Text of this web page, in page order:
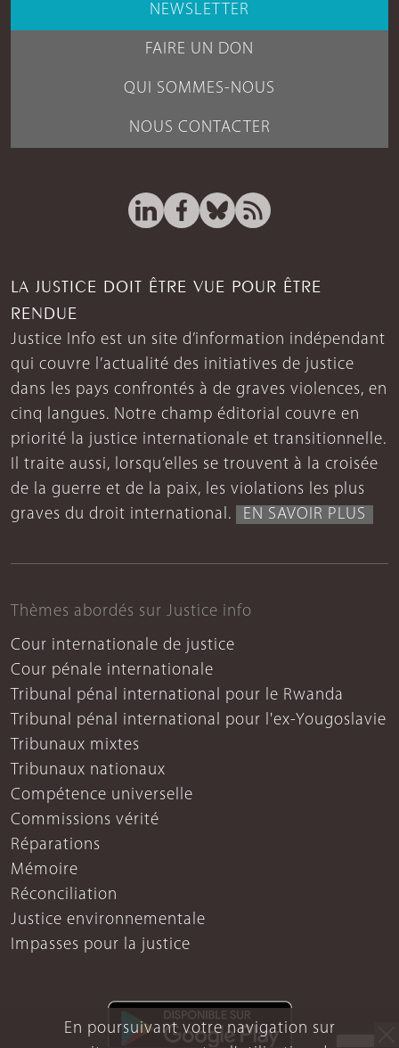
En poursuivant votre navigation sur
NEWSLETTER
FAIRE UN DON
QUI SOMMES-NOUS
NOUS CONTACTER
LA JUSTICE DOIT ÊTRE VUE POUR ÊTRE
RENDUE
Justice Info est un site d’information indépendant
qui couvre l’actualité des initiatives de justice
dans les pays confrontés à de graves violences, en
cinq langues. Notre champ éditorial couvre en
priorité la justice internationale et transitionnelle.
Il traite aussi, lorsqu’elles se trouvent à la croisée
de la guerre et de la paix, les violations les plus
graves du droit international.
EN SAVOIR PLUS
Thèmes abordés sur Justice info
Cour internationale de justice
Cour pénale internationale
Tribunal pénal international pour le Rwanda
Tribunal pénal international pour l'ex-Yougoslavie
Tribunaux mixtes
Tribunaux nationaux
Compétence universelle
Commissions vérité
Réparations
Mémoire
Réconciliation
Justice environnementale
Impasses pour la justice